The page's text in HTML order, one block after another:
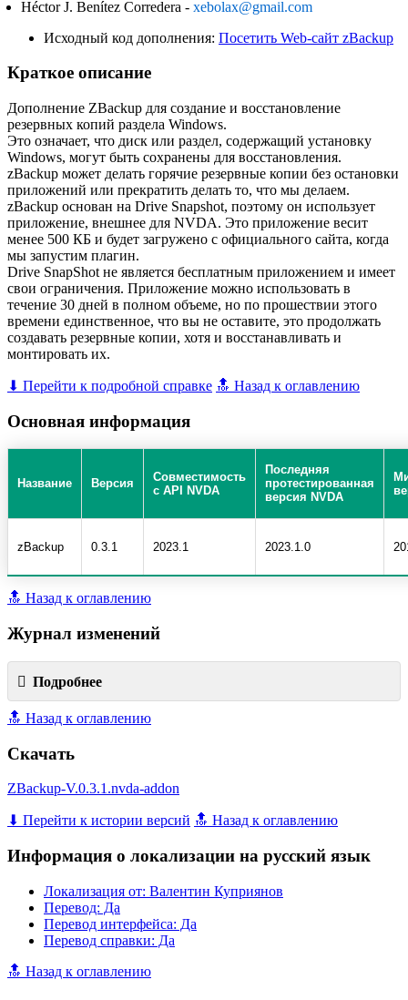
Héctor J. Benítez Corredera - xebolax@gmail.com
Исходный код дополнения: Посетить Web-сайт zBackup
Краткое описание
Дополнение ZBackup для создание и восстановление
резервных копий раздела Windows.
Это означает, что диск или раздел, содержащий установку
Windows, могут быть сохранены для восстановления.
zBackup может делать горячие резервные копии без остановки
приложений или прекратить делать то, что мы делаем.
zBackup основан на Drive Snapshot, поэтому он использует
приложение, внешнее для NVDA. Это приложение весит
менее 500 КБ и будет загружено с официального сайта, когда
мы запустим плагин.
Drive SnapShot не является бесплатным приложением и имеет
свои ограничения. Приложение можно использовать в
течение 30 дней в полном объеме, но по прошествии этого
времени единственное, что вы не оставите, это продолжать
создавать резервные копии, хотя и восстанавливать и
монтировать их.
⬇ Перейти к подробной справке 🔝 Назад к оглавлению
Основная информация
Название Версия
Совместимость
с API NVDA
Последняя
протестированная
версия NVDA
zBackup 0.3.1 2023.1 2023.1.0
🔝 Назад к оглавлению
Журнал изменений
Подробнее
🔝 Назад к оглавлению
Скачать
ZBackup-V.0.3.1.nvda-addon
⬇ Перейти к истории версий 🔝 Назад к оглавлению
Информация о локализации на русский язык
Локализация от: Валентин Куприянов
Перевод: Да
Перевод интерфейса: Да
Перевод справки: Да
🔝 Назад к оглавлению